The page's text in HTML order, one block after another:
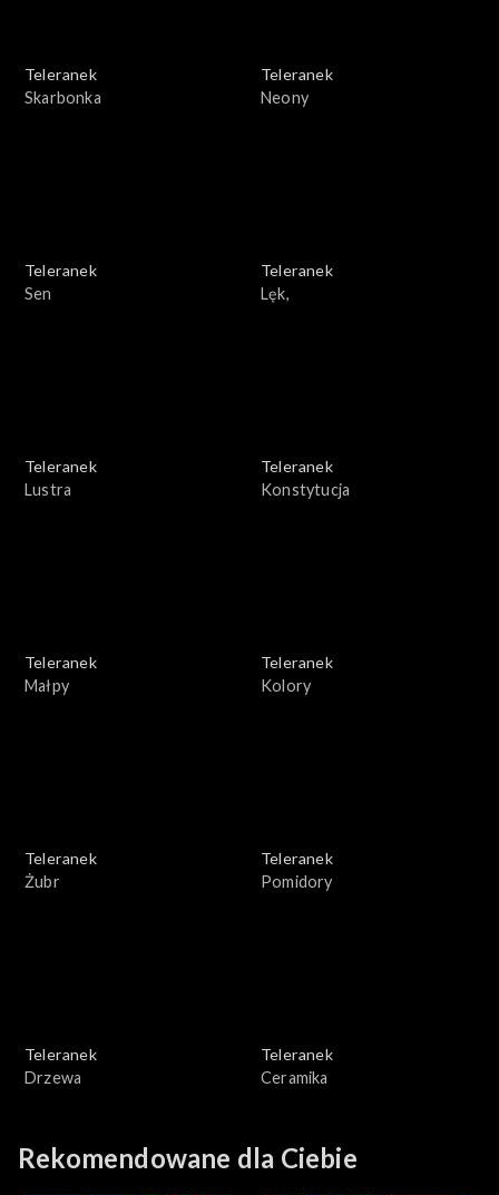
Teleranek
Skarbonka
Teleranek
Neony
Teleranek
Sen
Teleranek
Lęk,
Teleranek
Lustra
Teleranek
Konstytucja
Teleranek
Małpy
Teleranek
Kolory
Teleranek
Żubr
Teleranek
Pomidory
Teleranek
Drzewa
Teleranek
Ceramika
Rekomendowane dla Ciebie